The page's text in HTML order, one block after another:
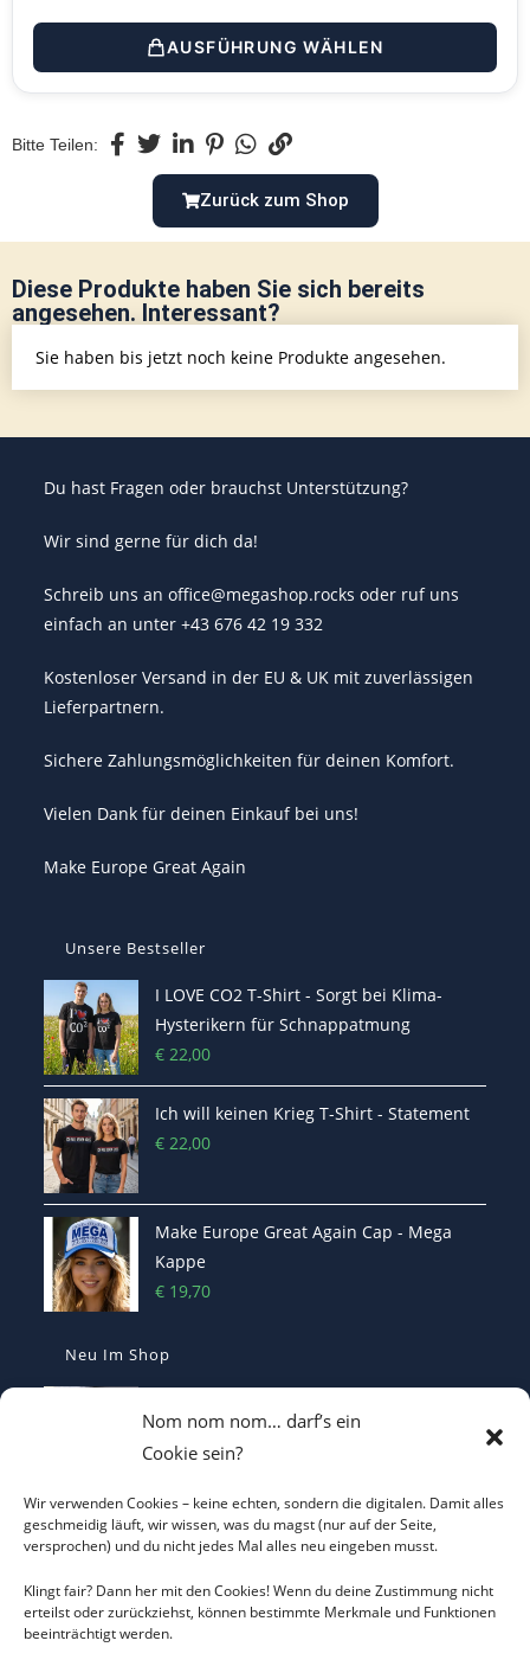
Nom nom nom… darf’s ein
Cookie sein?
Wir verwenden Cookies – keine echten, sondern die digitalen. Damit alles
geschmeidig läuft, wir wissen, was du magst (nur auf der Seite,
versprochen) und du nicht jedes Mal alles neu eingeben musst.
Klingt fair? Dann her mit den Cookies! Wenn du deine Zustimmung nicht
erteilst oder zurückziehst, können bestimmte Merkmale und Funktionen
beeinträchtigt werden.
AUSFÜHRUNG WÄHLEN
Bitte Teilen:
Zurück zum Shop
Diese Produkte haben Sie sich bereits
angesehen. Interessant?
Sie haben bis jetzt noch keine Produkte angesehen.
Du hast Fragen oder brauchst Unterstützung?
Wir sind gerne für dich da!
Schreib uns an office@megashop.rocks oder ruf uns
einfach an unter +43 676 42 19 332
Kostenloser Versand in der EU & UK mit zuverlässigen
Lieferpartnern.
Sichere Zahlungsmöglichkeiten für deinen Komfort.
Vielen Dank für deinen Einkauf bei uns!
Make Europe Great Again
Unsere Bestseller
I LOVE CO2 T-Shirt - Sorgt bei Klima-
Hysterikern für Schnappatmung
€ 22,00
Ich will keinen Krieg T-Shirt - Statement
€ 22,00
Make Europe Great Again Cap - Mega
Kappe
€ 19,70
Neu Im Shop
Kaffetasse - Motiviert in den Morgen
€16,70
Heterodoxer Extremist - Das provokante
T-Shirt
I LOVE CO2 T-Shirt - Sorgt bei Klima-